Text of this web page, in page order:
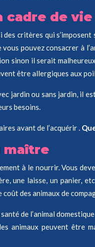
cadre de
critères qui
pouvez consacrer à
sinon il serait
être allergiques aux
jardin ou sans jardin, il
besoins.
avant de l’acquérir .
maître
à le nourrir. Vous
une laisse, un panier,
des animaux de
de l’animal
animaux peuvent être